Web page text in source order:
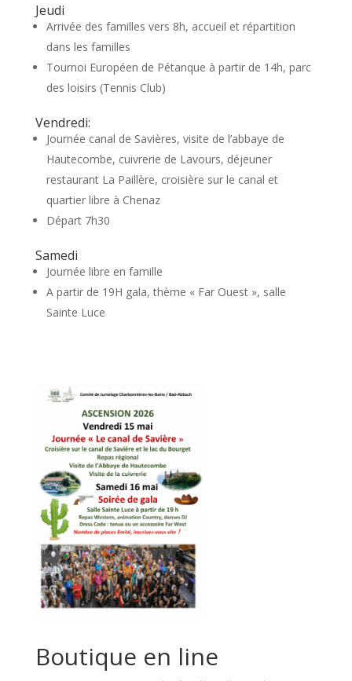
Jeudi
Arrivée des familles vers 8h, accueil et répartition
dans les familles
Tournoi Européen de Pétanque à partir de 14h, parc
des loisirs (Tennis Club)
Vendredi:
Journée canal de Savières, visite de l’abbaye de
Hautecombe, cuivrerie de Lavours, déjeuner
restaurant La Paillère, croisière sur le canal et
quartier libre à Chenaz
Départ 7h30
Samedi
Journée libre en famille
A partir de 19H gala, thème « Far Ouest », salle
Sainte Luce
Boutique en line